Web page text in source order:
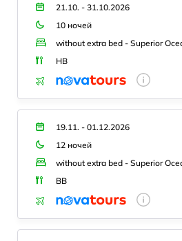
21.10. - 31.10.2026
10 ночей
without extra bed - Superior
HB
19.11. - 01.12.2026
12 ночей
without extra bed - Superior
BB